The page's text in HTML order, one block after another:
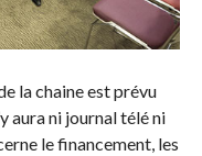
la chaine est prévu
aura ni journal télé ni
le financement, les